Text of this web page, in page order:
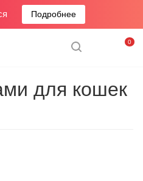
Подробнее
0
для кошек